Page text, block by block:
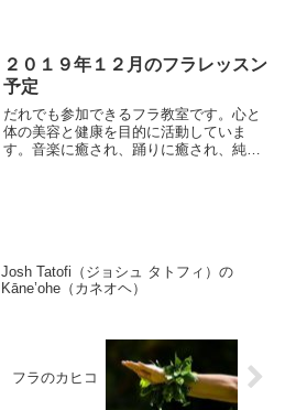
中級）そしてポノポノクラス...
２０１９年１２月のフラレッスン
予定
だれでも参加できるフラ教室です。心と
体の美容と健康を目的に活動していま
す。音楽に癒され、踊りに癒され、純粋
Josh Tatofi（ジョシュ タトフィ）の
Kāne’ohe（カネオヘ）
フラのカヒコ